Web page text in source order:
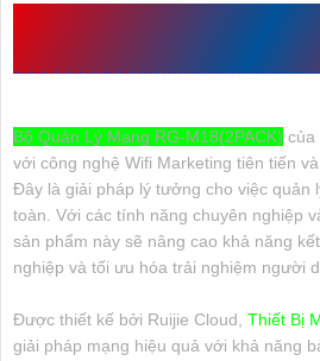
Bộ Quản Lý Mạng RG-M18(2PACK) của
với công nghệ Wifi Marketing tiên tiến
Đây là giải pháp lý tưởng cho việc quản
toàn. Với các tính năng chuyên nghiệp
sản phẩm này sẽ nâng cao khả năng
nghiệp và tối ưu hóa trải nghiệm người
Được thiết kế bởi Ruijie Cloud, Thiết Bị
giải pháp mạng hiệu quả với khả năng